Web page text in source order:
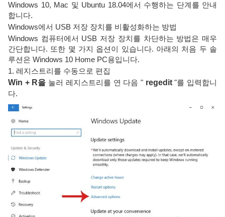
Windows 10, Mac 및 Ubuntu 18.04에서 수행하는 단계를 안내
합니다.
Windows에서 USB 저장 장치를 비활성화하는 방법
Windows 컴퓨터에서 USB 저장 장치를 차단하는 방법은 매우
간단합니다. 또한 몇 가지 옵션이 있습니다. 아래의 처음 두 솔
루션은 Windows 10 Home PC용입니다.
1. 레지스트리를 수동으로 편집
Win + R을 눌러 레지스트리를 연 다음 " regedit"를 입력합니
다.